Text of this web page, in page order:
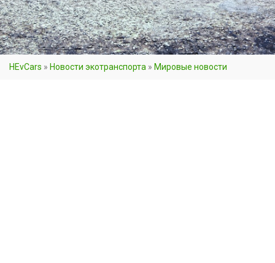
HEvCars » Новости экотранспорта » Мировые новости